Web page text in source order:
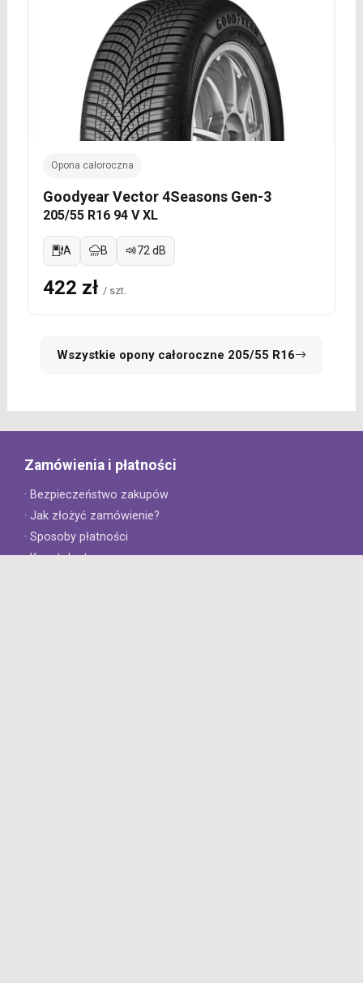
Opona całoroczna
Goodyear Vector 4Seasons Gen-3
205/55 R16 94 V XL
A B 72 dB
422 zł / szt.
Wszystkie opony całoroczne 205/55 R16
Zamówienia i płatności
· Bezpieczeństwo zakupów
· Jak złożyć zamówienie?
· Sposoby płatności
· Koszt dostawy